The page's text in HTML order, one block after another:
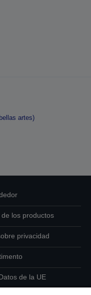
artes)
los productos
privacidad
de la UE